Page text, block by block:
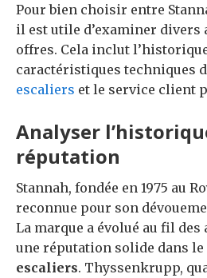
Pour bien choisir entre
il est utile d’examiner divers
offres. Cela inclut
caractéristiques techniques
escaliers et le service client
Analyser
réputation
Stannah, fondée en 1975 au
reconnue pour son
La marque a évolué au fil des
une réputation solide dans le
escaliers. Thyssenkrupp,